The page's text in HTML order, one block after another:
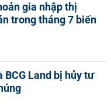
gia nhập thị
trong tháng 7 biến
BCG Land bị hủy tư